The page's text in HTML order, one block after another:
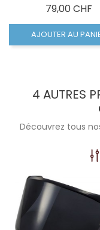
79,00 CHF
AJOUTER AU
4 AUTRES
Découvrez tous